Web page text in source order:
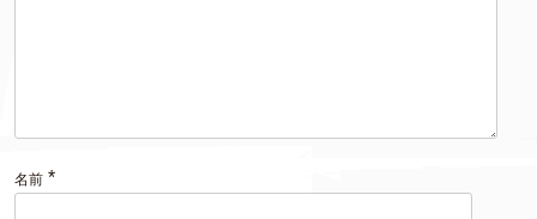
名前 *